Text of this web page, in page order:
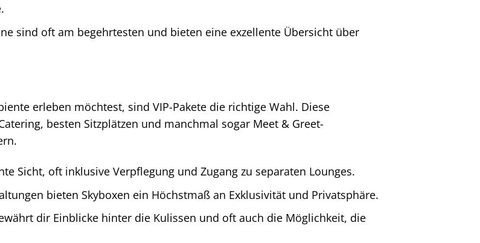
sind oft am begehrtesten und bieten eine exzellente Übersicht über
erleben möchtest, sind VIP-Pakete die richtige Wahl. Diese
besten Sitzplätzen und manchmal sogar Meet & Greet-
Sicht, oft inklusive Verpflegung und Zugang zu separaten Lounges.
bieten Skyboxen ein Höchstmaß an Exklusivität und Privatsphäre.
dir Einblicke hinter die Kulissen und oft auch die Möglichkeit, die